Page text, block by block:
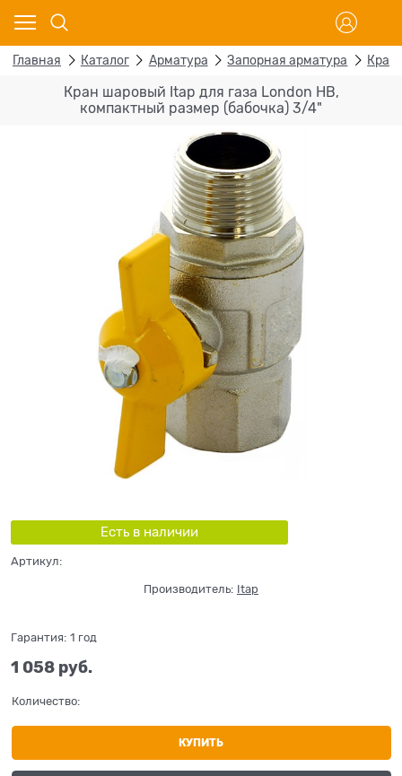
Главная Каталог Арматура Запорная арматура
Кран шаровый Itap для газа London НВ,
компактный размер (бабочка) 3/4"
Есть в наличии
Артикул:
Производитель: Itap
Гарантия: 1 год
1 058 руб.
Количество:
КУПИТЬ